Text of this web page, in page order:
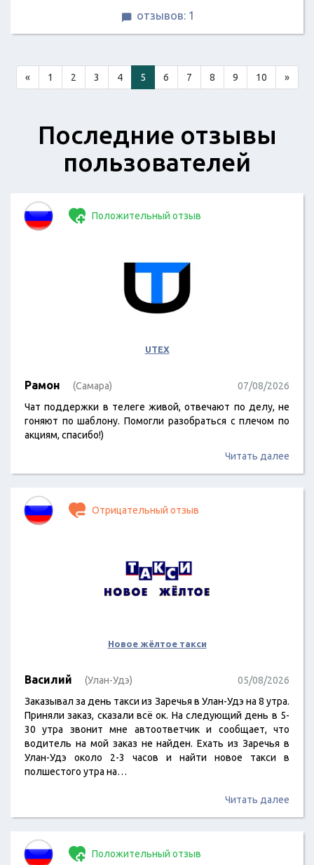
 отзывов: 1
« 1 2 3 4 5 6 7 8 9 10 »
Последние отзывы
пользователей
Положительный отзыв
UTEX
Рамон (Самара)
07/08/2026
Чат поддержки в телеге живой, отвечают по делу, не
гоняют по шаблону. Помогли разобраться с плечом по
акциям, спасибо!)
Читать далее
Отрицательный отзыв
Новое жёлтое такси
Василий (Улан-Удэ)
05/08/2026
Заказывал за день такси из Заречья в Улан-Удэ на 8 утра.
Приняли заказ, сказали всё ок. На следующий день в 5-
30 утра звонит мне автоответчик и сообщает, что
водитель на мой заказ не найден. Ехать из Заречья в
Улан-Удэ около 2-3 часов и найти новое такси в
полшестого утра на…
Читать далее
Положительный отзыв